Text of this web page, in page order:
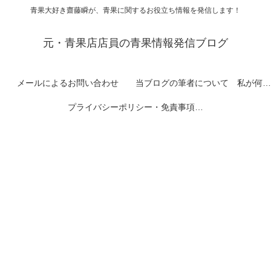
青果大好き齋藤瞬が、青果に関するお役立ち情報を発信します！
元・青果店店員の青果情報発信ブログ
メールによるお問い合わせ 当ブログの筆者について 私が何者なのかを紹介します
プライバシーポリシー・免責事項など